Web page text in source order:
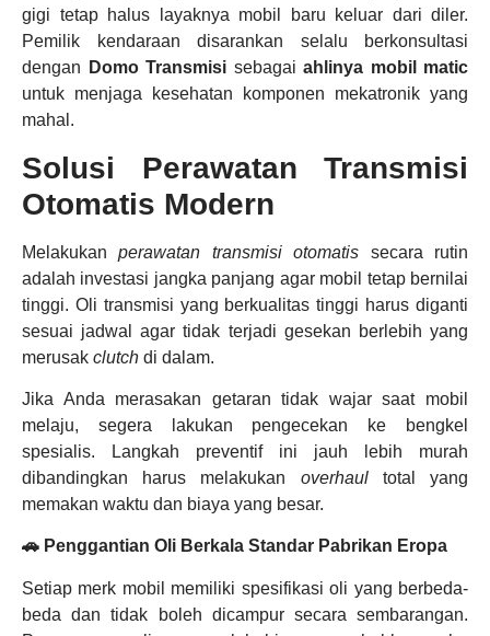
gigi tetap halus layaknya mobil baru keluar dari diler.
Pemilik kendaraan disarankan selalu berkonsultasi
dengan
Domo Transmisi sebagai ahlinya mobil matic
untuk menjaga kesehatan komponen mekatronik yang
mahal.
Solusi Perawatan Transmisi
Otomatis Modern
Melakukanperawatan transmisi otomatis secara rutin
adalah investasi jangka panjang agar mobil tetap bernilai
tinggi. Oli transmisi yang berkualitas tinggi harus diganti
sesuai jadwal agar tidak terjadi gesekan berlebih yang
merusak clutch di dalam.
Jika Anda merasakan getaran tidak wajar saat mobil
melaju, segera lakukan pengecekan ke bengkel
spesialis. Langkah preventif ini jauh lebih murah
dibandingkan harus melakukan overhaultotal yang
memakan waktu dan biaya yang besar.
🚗 Penggantian Oli Berkala Standar Pabrikan Eropa
Setiap merk mobil memiliki spesifikasi oli yang berbeda-
beda dan tidak boleh dicampur secara sembarangan.